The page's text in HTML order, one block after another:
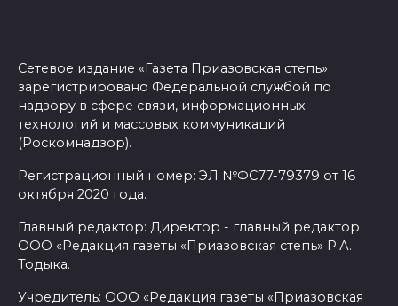
Сетевое издание «Газета Приазовская степь»
зарегистрировано Федеральной службой по
надзору в сфере связи, информационных
технологий и массовых коммуникаций
(Роскомнадзор).
Регистрационный номер: ЭЛ №ФС77-79379 от 16
октября 2020 года.
Главный редактор: Директор - главный редактор
ООО «Редакция газеты «Приазовская степь» Р.А.
Тодыка.
Учредитель: ООО «Редакция газеты «Приазовская